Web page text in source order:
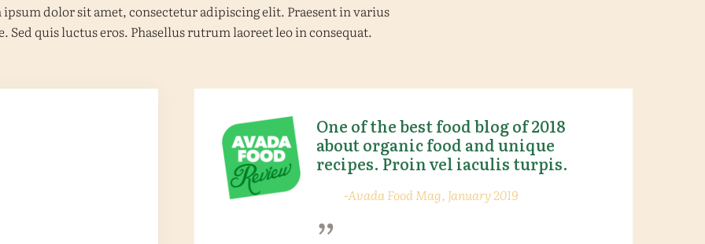
ipsum dolor sit amet, consectetur adipiscing elit. Praesent in varius
Sed quis luctus eros. Phasellus rutrum laoreet leo in consequat.
One of the best food blog of 2018
about organic food and unique
recipes. Proin vel iaculis turpis.
„ -Avada Food Mag, January 2019